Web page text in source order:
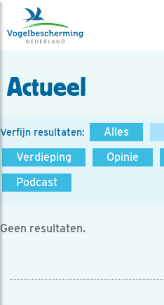
Actueel
Verfijn resultaten: Alles
Verdieping
Opinie
Podcast
Geen resultaten.